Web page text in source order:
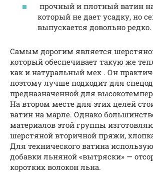
прочный и плотный ватин
который не дает усадку, но
выпускается довольно редко.
Самым дорогим является
который обеспечивает такую же
как и натуральный мех . Он
поэтому лучше подходит для
предназначенной для
На втором месте для этих целей
ватин на марле. Однако
материалов этой группы
шерстяной вторичной пряжи,
Для технического ватина
добавки льняной «вытряски» —
коротких волокон льна.